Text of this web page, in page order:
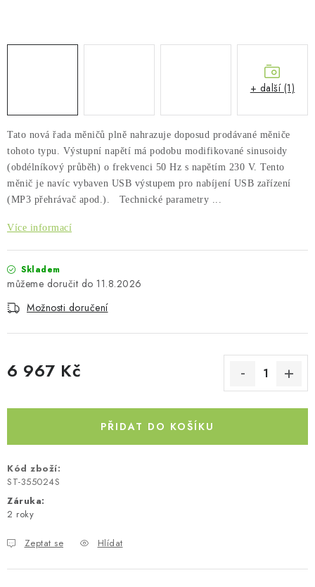
STŘEŠNÍ KOŠE
AUTOSTANY
CESTOVNÍ ZAVAZADLA
Kontakty O nás Doprava a platba
Moje objednávka
Napište nám
Tato nová řada měničů plně nahrazuje doposud prodávané měniče
tohoto typu. Výstupní napětí má podobu modifikované sinusoidy
(obdélníkový průběh) o frekvenci 50 Hz s napětím 230 V. Tento
měnič je navíc vybaven USB výstupem pro nabíjení USB zařízení
(MP3 přehrávač apod.). Technické parametry ...
Více informací
Skladem
11.8.2026
Možnosti doručení
6 967 Kč
PŘIDAT DO KOŠÍKU
Kód zboží:
ST-355024S
Záruka:
2 roky
Zeptat se Hlídat
+ další (1)